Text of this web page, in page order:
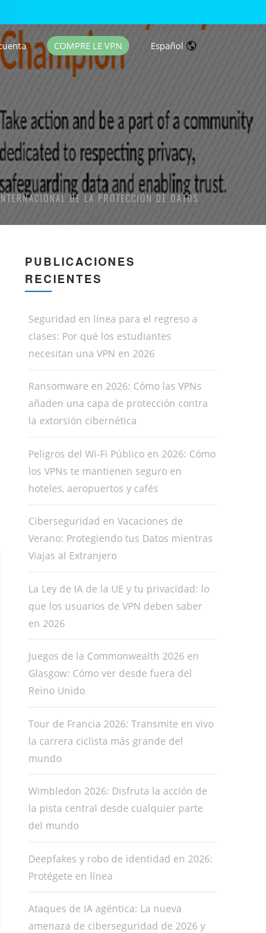
COMPRE LE VPN Español
DE LA PROTECCIÓN DE DATOS
PUBLICACIONES
RECIENTES
Seguridad en línea para el regreso a
clases: Por qué los estudiantes
necesitan una VPN en 2026
Ransomware en 2026: Cómo las VPNs
añaden una capa de protección contra
la extorsión cibernética
Peligros del Wi-Fi Público en 2026: Cómo
los VPNs te mantienen seguro en
hoteles, aeropuertos y cafés
Ciberseguridad en Vacaciones de
Verano: Protegiendo tus Datos mientras
Viajas al Extranjero
La Ley de IA de la UE y tu privacidad: lo
que los usuarios de VPN deben saber
en 2026
Juegos de la Commonwealth 2026 en
Glasgow: Cómo ver desde fuera del
Reino Unido
Tour de Francia 2026: Transmite en vivo
la carrera ciclista más grande del
mundo
Wimbledon 2026: Disfruta la acción de
la pista central desde cualquier parte
del mundo
Deepfakes y robo de identidad en 2026:
Protégete en línea
Ataques de IA agéntica: La nueva
amenaza de ciberseguridad de 2026 y